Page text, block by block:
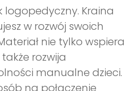
logopedyczny. Kraina
w rozwój swoich
nie tylko wspiera
rozwija
manualne dzieci.
na połączenie